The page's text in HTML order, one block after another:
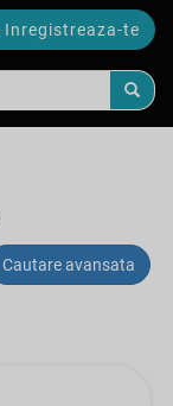
Inregistreaza-te
Cautare avansata